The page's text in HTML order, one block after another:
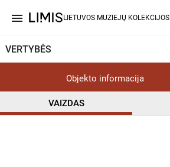
menu LIETUVOS MUZIEJŲ KOLEKCIJOS
VERTYBĖS
Objekto informacija
VAIZDAS